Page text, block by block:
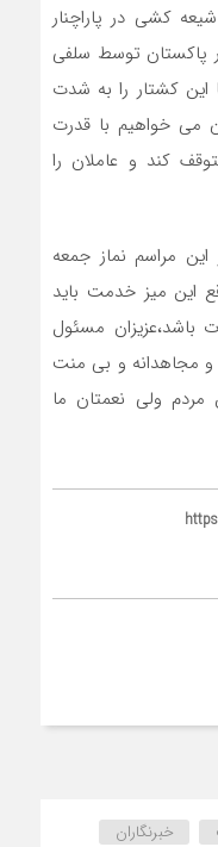
کشی در پاراچنار
پاکستان توسط سلفی
کشتار را به شدت
می خواهیم با قدرت
کند و عاملان را
مراسم نماز جمعه
این میز خدمت باید
مسئول
و مجاهدانه و بی منت
ولی نعمتان ما
خبرنگاران